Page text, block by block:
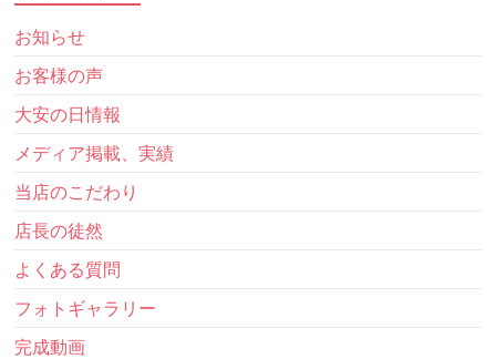
お知らせ
お客様の声
大安の日情報
メディア掲載、実績
当店のこだわり
店長の徒然
よくある質問
フォトギャラリー
完成動画